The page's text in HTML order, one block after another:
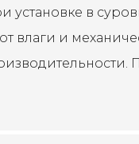
установке в
влаги и